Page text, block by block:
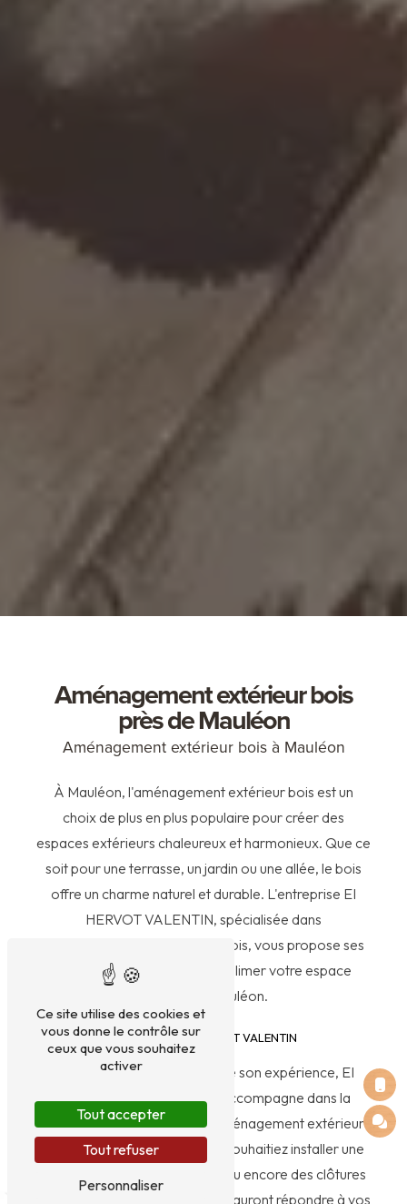
Aménagement extérieur bois
près de Mauléon
Aménagement extérieur bois à Mauléon
À Mauléon, l'aménagement extérieur bois est un
choix de plus en plus populaire pour créer des
espaces extérieurs chaleureux et harmonieux. Que ce
soit pour une terrasse, un jardin ou une allée, le bois
offre un charme naturel et durable. L'entreprise EI
HERVOT VALENTIN, spécialisée dans
l'aménagement extérieur en bois, vous propose ses
services sur mesure pour sublimer votre espace
extérieur à Mauléon.
L'expertise d'EI HERVOT VALENTIN
Fort de son savoir-faire et de son expérience, EI
HERVOT VALENTIN vous accompagne dans la
réalisation de vos projets d'aménagement extérieur
en bois à Mauléon. Que vous souhaitiez installer une
terrasse en bois, une pergola ou encore des clôtures
en bois, nos équipes qualifiées sauront répondre à vos
Ce site utilise des cookies et
vous donne le contrôle sur
ceux que vous souhaitez
activer
Tout accepter
Tout refuser
Personnaliser